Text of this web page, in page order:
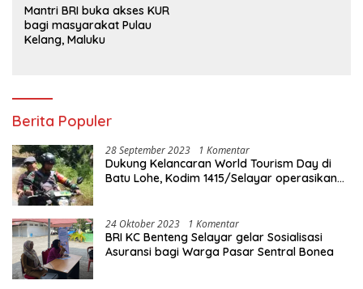
Mantri BRI buka akses KUR
bagi masyarakat Pulau
Kelang, Maluku
Berita Populer
28 September 2023 1 Komentar
Dukung Kelancaran World Tourism Day di
Batu Lohe, Kodim 1415/Selayar operasikan
24 Oktober 2023 1 Komentar
BRI KC Benteng Selayar gelar Sosialisasi
Asuransi bagi Warga Pasar Sentral Bonea